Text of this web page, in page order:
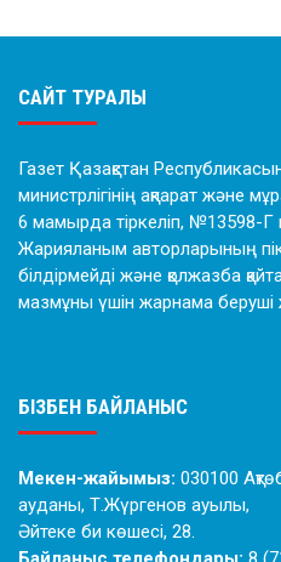
САЙТ ТУРАЛЫ
Газет Қазақстан
министрлігінің ақпарат және
6 мамырда тіркеліп, №13598-Г
Жарияланым авторларының
білдірмейді және қолжазба
мазмұны үшін жарнама беруші
БІЗБЕН БАЙЛАНЫС
Мекен-жайымыз: 030100
ауданы, Т.Жүргенов ауылы,
Әйтеке би көшесі, 28.